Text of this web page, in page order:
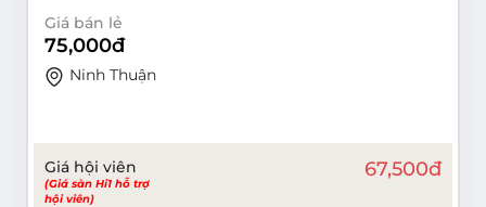
Giá bán lẻ
75,000đ
Ninh Thuận
Giá hội viên
(Giá sàn Hi1 hỗ trợ
hội viên)
67,500đ